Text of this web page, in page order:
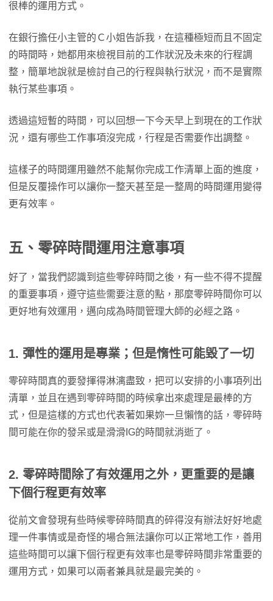
很棒的運用方式。
在銀行擔任小主管的Ｃ小姐告訴我，在這種極短而且不固定
的時間時，她都用來檢視目前的工作狀況及未來的行程調
整，簡單地說就是檢討自己的行程與執行狀況，而不是實際
執行某些事項。
透過這短暫的時間，可以回想一下今天早上到現在的工作狀
況，還有哪些工作事項沒完成，行程是否需要作出調整。
這樣子的時間運用雖然不能幫你完成工作清單上面的進度，
但是反覆操作可以讓你一整天甚至是一整周的時間運用變得
更有效率。
五、零碎時間運用注意事項
好了，當我們認識到這些零碎時間之後，有一些不得不提醒
的重要事項，遵守這些需要注意的點，那麼零碎時間你可以
更好地有效運用，邁向成為時間管理大師的必經之路。
1. 彈性的運用是專業；但是惰性可能毀了一切
零碎時間真的要發揮得淋漓盡致，把可以安排的小事項列出
清單，並且在遇到零碎時間的時候拿出來處理是最棒的方
式，但是這樣的方式也代表著如果妳一旦懶惰的話，零碎時
間可能在你的發呆或是滑滑IG的時間就消逝了。
2. 零碎時間除了有效運用之外，更重要的是讓
下個行程更有效率
從前文會發現有些時候零碎時間真的碎得沒有辦法好好地處
理一件事情或是奇怪的場合無法讓你可以正常地工作，善用
這些時間可以讓下個行程更有效率也是零碎時間非常重要的
運用方式，如果可以兩者兼具就是最完美的。